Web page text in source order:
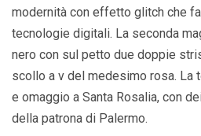
modernità con effetto glitch che
tecnologie digitali. La seconda
nero con sul petto due doppie
scollo a v del medesimo rosa. La
e omaggio a Santa Rosalia, con
della patrona di Palermo.